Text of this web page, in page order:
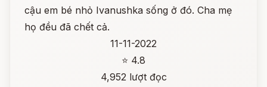
cậu em bé nhỏ Ivanushka sống ở đó. Cha mẹ
họ đều đã chết cả.
11-11-2022
⭐ 4.8
4,952 lượt đọc